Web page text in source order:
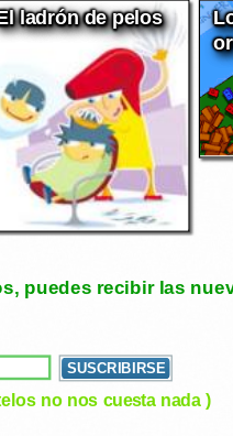
ladrón de pelos
puedes recibir las
no nos cuesta nada )